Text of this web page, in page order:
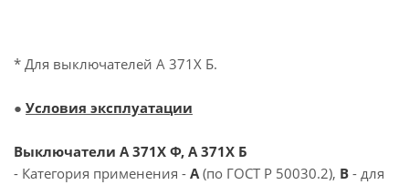
* Для выключателей А 371Х Б.
● Условия эксплуатации
Выключатели А 371Х Ф, А 371Х Б
- Категория применения - А(по ГОСТ Р 50030.2), В - для